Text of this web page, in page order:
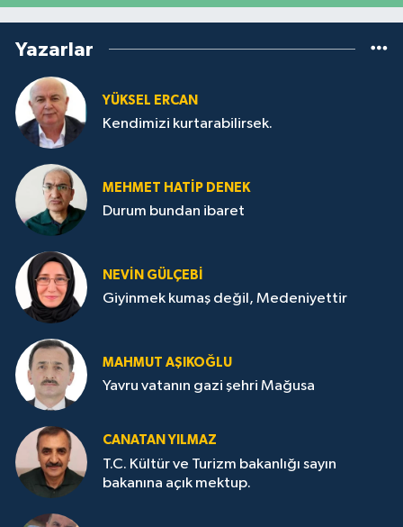
Yazarlar
YÜKSEL ERCAN
Kendimizi kurtarabilirsek.
MEHMET HATİP DENEK
Durum bundan ibaret
NEVİN GÜLÇEBİ
Giyinmek kumaş değil, Medeniyettir
MAHMUT AŞIKOĞLU
Yavru vatanın gazi şehri Mağusa
CANATAN YILMAZ
T.C. Kültür ve Turizm bakanlığı sayın
bakanına açık mektup.